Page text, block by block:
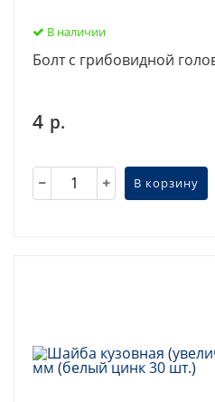
В наличии
Болт с грибовидной
4 р.
В корзину